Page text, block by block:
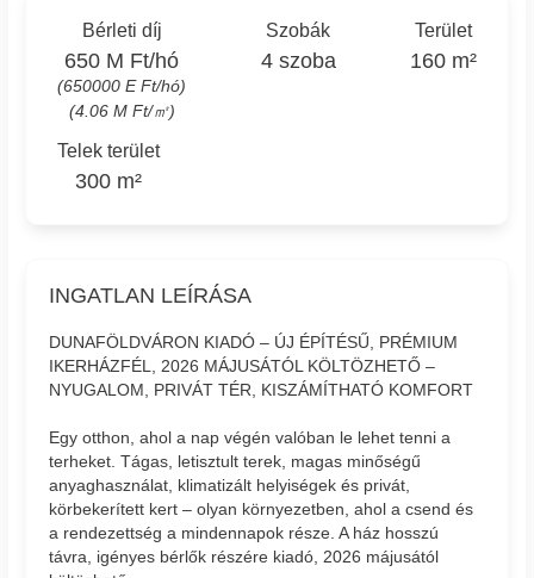
Bérleti díj
650 M Ft/hó
(650000 E Ft/hó)
(4.06 M Ft/㎡)
Szobák
4 szoba
Terület
160 m²
Telek terület
300 m²
INGATLAN LEÍRÁSA
DUNAFÖLDVÁRON KIADÓ – ÚJ ÉPÍTÉSŰ, PRÉMIUM
IKERHÁZFÉL, 2026 MÁJUSÁTÓL KÖLTÖZHETŐ –
NYUGALOM, PRIVÁT TÉR, KISZÁMÍTHATÓ KOMFORT
Egy otthon, ahol a nap végén valóban le lehet tenni a
terheket. Tágas, letisztult terek, magas minőségű
anyaghasználat, klimatizált helyiségek és privát,
körbekerített kert – olyan környezetben, ahol a csend és
a rendezettség a mindennapok része. A ház hosszú
távra, igényes bérlők részére kiadó, 2026 májusától